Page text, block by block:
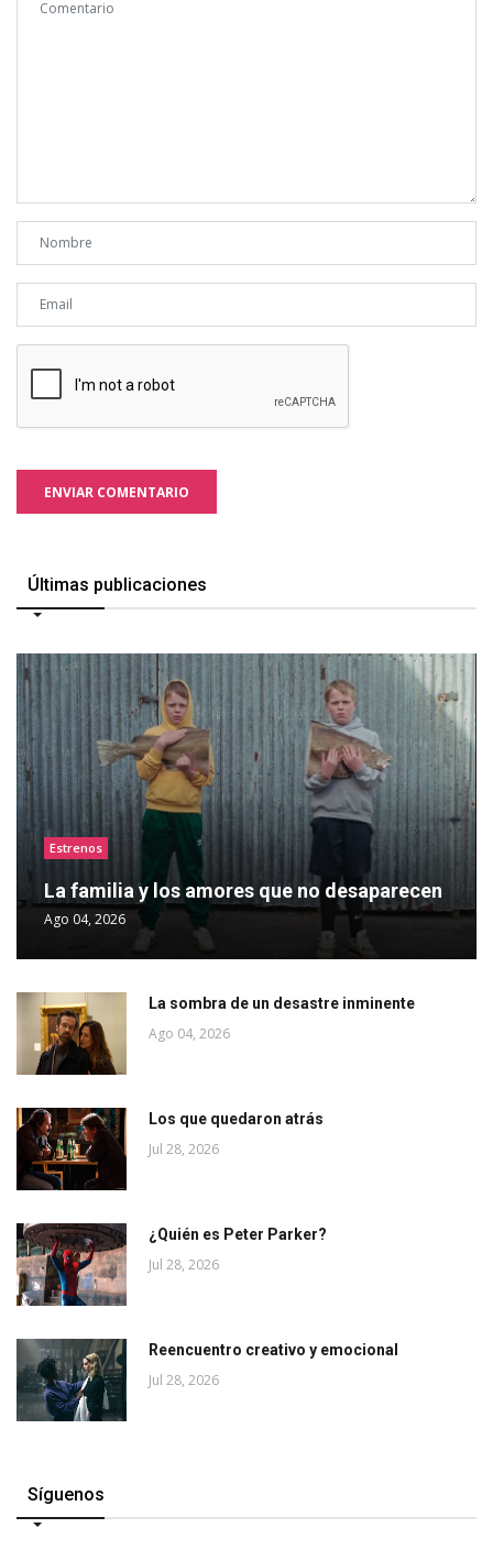
ENVIAR COMENTARIO
Últimas publicaciones
Estrenos
La familia y los amores que no desaparecen
Ago 04, 2026
La sombra de un desastre inminente
Ago 04, 2026
Los que quedaron atrás
Jul 28, 2026
¿Quién es Peter Parker?
Jul 28, 2026
Reencuentro creativo y emocional
Jul 28, 2026
Síguenos